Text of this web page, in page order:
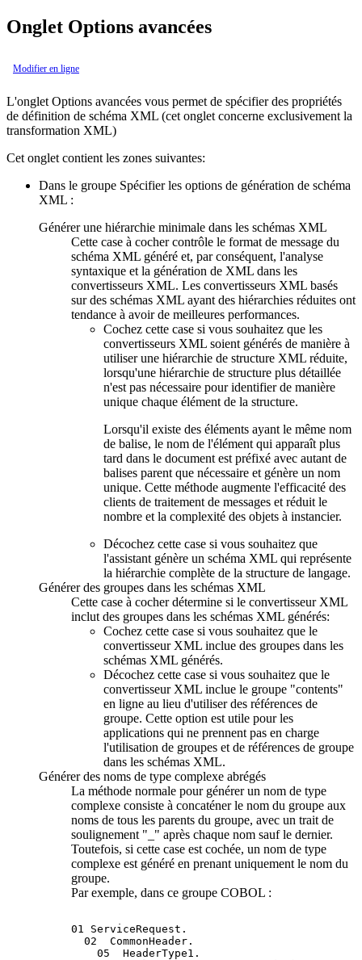
Onglet Options avancées
Modifier en ligne
L'onglet Options avancées vous permet de spécifier des propriétés
de définition de schéma XML (cet onglet concerne exclusivement la
transformation XML)
Cet onglet contient les zones suivantes:
Dans le groupe Spécifier les options de génération de schéma
XML :
Générer une hiérarchie minimale dans les schémas XML
Cette case à cocher contrôle le format de message du
schéma XML généré et, par conséquent, l'analyse
syntaxique et la génération de XML dans les
convertisseurs XML. Les convertisseurs XML basés
sur des schémas XML ayant des hiérarchies réduites ont
tendance à avoir de meilleures performances.
Cochez cette case si vous souhaitez que les
convertisseurs XML soient générés de manière à
utiliser une hiérarchie de structure XML réduite,
lorsqu'une hiérarchie de structure plus détaillée
n'est pas nécessaire pour identifier de manière
unique chaque élément de la structure.
Lorsqu'il existe des éléments ayant le même nom
de balise, le nom de l'élément qui apparaît plus
tard dans le document est préfixé avec autant de
balises parent que nécessaire et génère un nom
unique. Cette méthode augmente l'efficacité des
clients de traitement de messages et réduit le
nombre et la complexité des objets à instancier.
Décochez cette case si vous souhaitez que
l'assistant génère un schéma XML qui représente
la hiérarchie complète de la structure de langage.
Générer des groupes dans les schémas XML
Cette case à cocher détermine si le convertisseur XML
inclut des groupes dans les schémas XML générés:
Cochez cette case si vous souhaitez que le
convertisseur XML inclue des groupes dans les
schémas XML générés.
Décochez cette case si vous souhaitez que le
convertisseur XML inclue le groupe "contents"
en ligne au lieu d'utiliser des références de
groupe. Cette option est utile pour les
applications qui ne prennent pas en charge
l'utilisation de groupes et de références de groupe
dans les schémas XML.
Générer des noms de type complexe abrégés
La méthode normale pour générer un nom de type
complexe consiste à concaténer le nom du groupe aux
noms de tous les parents du groupe, avec un trait de
soulignement "_" après chaque nom sauf le dernier.
Toutefois, si cette case est cochée, un nom de type
complexe est généré en prenant uniquement le nom du
groupe.
Par exemple, dans ce groupe COBOL :
01 ServiceRequest.
  02  CommonHeader.
    05  HeaderType1.